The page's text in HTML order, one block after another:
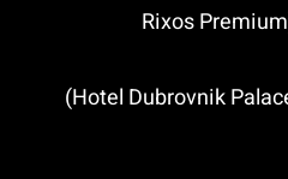
מלון ריקסוס בדוברובניק (Rixos Premium